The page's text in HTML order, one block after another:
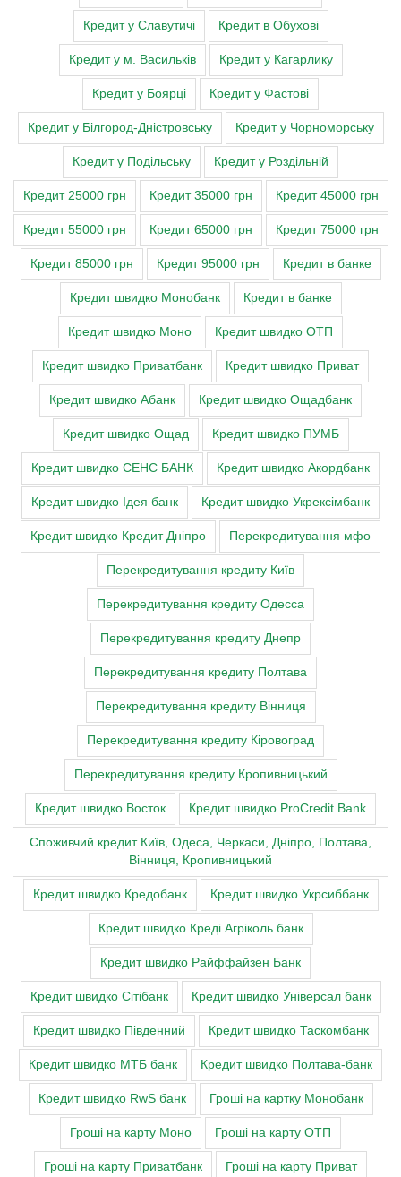
Кредит у Славутичі Кредит в Обухові
Кредит у м. Васильків Кредит у Кагарлику
Кредит у Боярці Кредит у Фастові
Кредит у Білгород-Дністровську Кредит у Чорноморську
Кредит у Подільську Кредит у Роздільній
Кредит 25000 грн Кредит 35000 грн Кредит 45000 грн
Кредит 55000 грн Кредит 65000 грн Кредит 75000 грн
Кредит 85000 грн Кредит 95000 грн Кредит в банке
Кредит швидко Монобанк Кредит в банке
Кредит швидко Моно Кредит швидко ОТП
Кредит швидко Приватбанк Кредит швидко Приват
Кредит швидко Абанк Кредит швидко Ощадбанк
Кредит швидко Ощад Кредит швидко ПУМБ
Кредит швидко СЕНС БАНК Кредит швидко Акордбанк
Кредит швидко Ідея банк Кредит швидко Укрексімбанк
Кредит швидко Кредит Дніпро Перекредитування мфо
Перекредитування кредиту Київ
Перекредитування кредиту Одесса
Перекредитування кредиту Днепр
Перекредитування кредиту Полтава
Перекредитування кредиту Вінниця
Перекредитування кредиту Кіровоград
Перекредитування кредиту Кропивницький
Кредит швидко Восток Кредит швидко ProCredit Bank
Cпоживчий кредит Київ, Одеса, Черкаси, Дніпро, Полтава,
Вінниця, Кропивницький
Кредит швидко Кредобанк Кредит швидко Укрсиббанк
Кредит швидко Креді Агріколь банк
Кредит швидко Райффайзен Банк
Кредит швидко Сітібанк Кредит швидко Універсал банк
Кредит швидко Південний Кредит швидко Таскомбанк
Кредит швидко МТБ банк Кредит швидко Полтава-банк
Кредит швидко RwS банк Гроші на картку Монобанк
Гроші на карту Моно Гроші на карту ОТП
Гроші на карту Приватбанк Гроші на карту Приват